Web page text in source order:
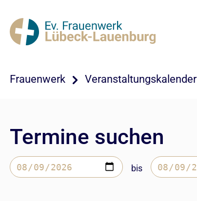
Frauenwerk Veranstaltungskalender
Termine suchen
bis